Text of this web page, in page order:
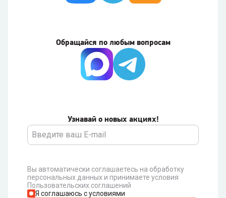
Узнавай о новых акциях!
Вы автоматически соглашаетесь на обработку
персональных данных и принимаете условия
Пользовательских соглашений
Я соглашаюсь с условиями
Обращайся по любым вопросам